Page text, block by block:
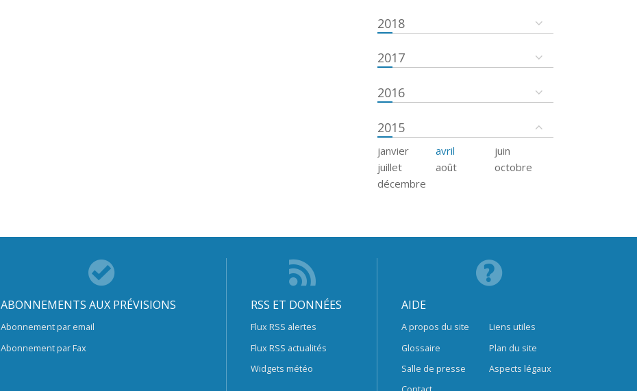
2018
2017
2016
2015
janvier avril
juin
juillet
août
octobre
décembre
ABONNEMENTS AUX PRÉVISIONS
Abonnement par email
Abonnement par Fax
RSS ET DONNÉES
Flux RSS alertes
Flux RSS actualités
Widgets météo
AIDE
A propos du site
Glossaire
Salle de presse
Liens utiles
Plan du site
Aspects légaux